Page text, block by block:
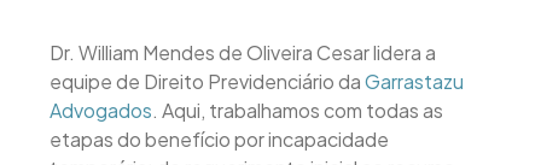
Dr. William Mendes de Oliveira Cesar lidera a
equipe de Direito Previdenciário daGarrastazu
Advogados. Aqui, trabalhamos com todas as
etapas do benefício por incapacidade